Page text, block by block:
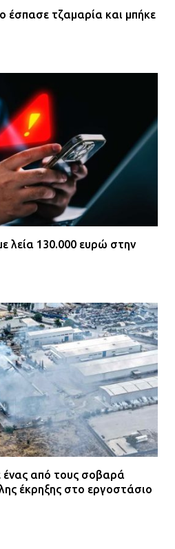
έσπασε τζαμαρία και μπήκε
λεία 130.000 ευρώ στην
από τους σοβαρά
έκρηξης στο εργοστάσιο